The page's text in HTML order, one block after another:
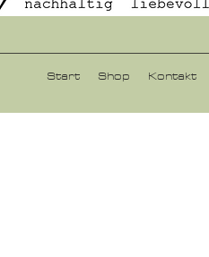
Start Shop Kontakt